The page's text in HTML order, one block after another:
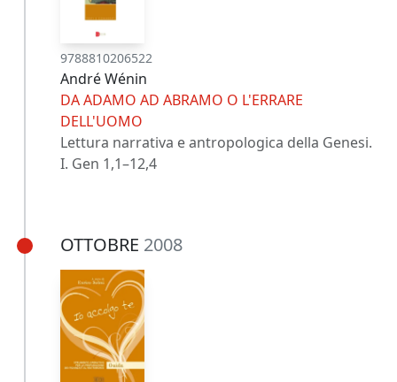
9788810206522
André Wénin
DA ADAMO AD ABRAMO O L'ERRARE
DELL'UOMO
Lettura narrativa e antropologica della Genesi.
I. Gen 1,1–12,4
OTTOBRE 2008